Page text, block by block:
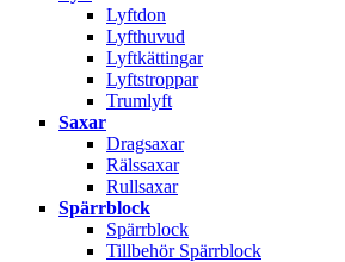
Lyftdon
Lyfthuvud
Lyftkättingar
Lyftstroppar
Trumlyft
Saxar
Dragsaxar
Rälssaxar
Rullsaxar
Spärrblock
Spärrblock
Tillbehör Spärrblock